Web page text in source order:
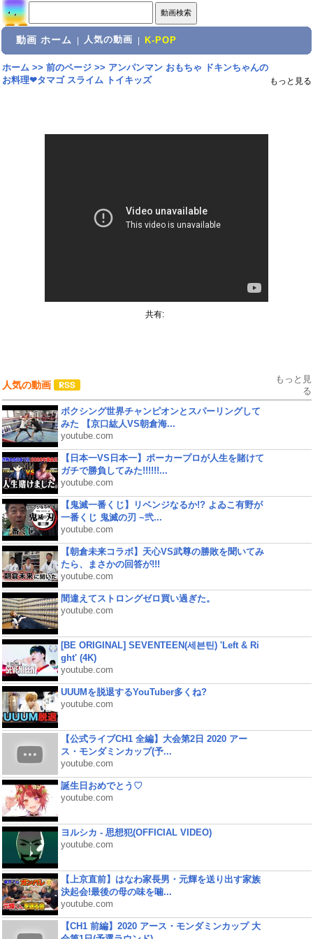
動画 ホーム 人気の動画 K-POP
ホーム>> 前のページ>> アンパンマン おもちゃ ドキンちゃんの
お料理❤タマゴ スライム トイキッズ
もっと見る
共有:
人気の動画
もっと見
る
ボクシング世界チャンピオンとスパーリングして
みた 【京口紘人VS朝倉海...
youtube.com
【日本一VS日本一】ポーカープロが人生を賭けて
ガチで勝負してみた!!!!!!...
youtube.com
【鬼滅一番くじ】リベンジなるか!? よゐこ有野が
一番くじ 鬼滅の刃 ~弐...
youtube.com
【朝倉未来コラボ】天心VS武尊の勝敗を聞いてみ
たら、まさかの回答が!!!
youtube.com
間違えてストロングゼロ買い過ぎた。
youtube.com
[BE ORIGINAL] SEVENTEEN(세븐틴) 'Left & Ri
ght' (4K)
youtube.com
UUUMを脱退するYouTuber多くね?
youtube.com
【公式ライブCH1 全編】大会第2日 2020 アー
ス・モンダミンカップ(予...
youtube.com
誕生日おめでとう♡
youtube.com
ヨルシカ - 思想犯(OFFICIAL VIDEO)
youtube.com
【上京直前】はなわ家長男・元輝を送り出す家族
決起会!最後の母の味を噛...
youtube.com
【CH1 前編】2020 アース・モンダミンカップ 大